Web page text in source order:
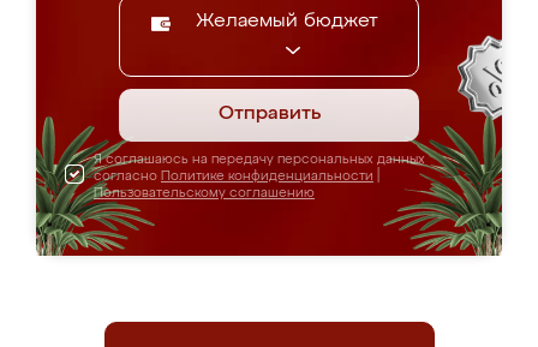
Желаемый бюджет
Отправить
Я соглашаюсь на передачу персональных данных
согласно Политике конфиденциальности
Пользовательскому соглашению